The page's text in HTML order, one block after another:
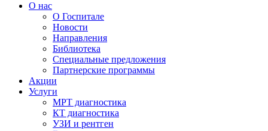
О нас
О Госпитале
Новости
Направления
Библиотека
Специальные предложения
Партнерские программы
Акции
Услуги
МРТ диагностика
КТ диагностика
УЗИ и рентген